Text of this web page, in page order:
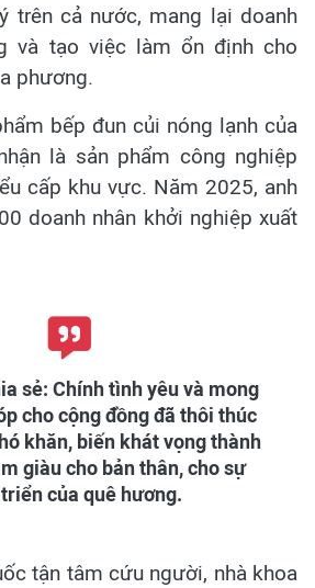
trên cả nước, mang lại doanh
và tạo việc làm ổn định cho
phương.
bếp đun củi nóng lạnh của
là sản phẩm công nghiệp
cấp khu vực. Năm 2025, anh
doanh nhân khởi nghiệp xuất
sẻ: Chính tình yêu và mong
cho cộng đồng đã thôi thúc
khăn, biến khát vọng thành
giàu cho bản thân, cho sự
của quê hương.
tận tâm cứu người, nhà khoa